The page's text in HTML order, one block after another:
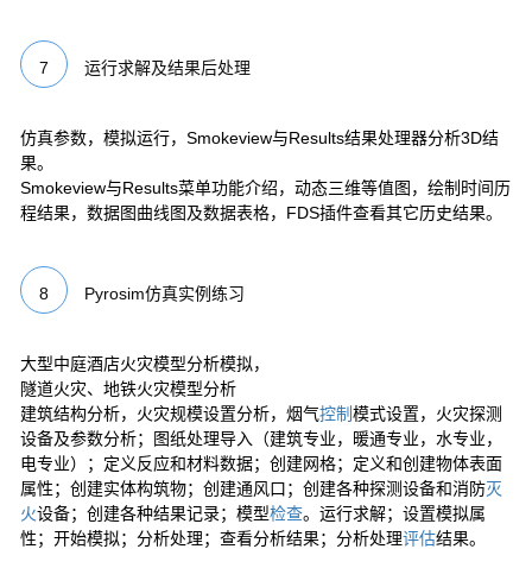
7 运行求解及结果后处理
仿真参数，模拟运行，Smokeview与Results结果处理器分析3D结
果。
Smokeview与Results菜单功能介绍，动态三维等值图，绘制时间历
程结果，数据图曲线图及数据表格，FDS插件查看其它历史结果。
8 Pyrosim仿真实例练习
大型中庭酒店火灾模型分析模拟，
隧道火灾、地铁火灾模型分析
建筑结构分析，火灾规模设置分析，烟气控制模式设置，火灾探测
设备及参数分析；图纸处理导入（建筑专业，暖通专业，水专业，
电专业）；定义反应和材料数据；创建网格；定义和创建物体表面
属性；创建实体构筑物；创建通风口；创建各种探测设备和消防灭
火设备；创建各种结果记录；模型检查。运行求解；设置模拟属
性；开始模拟；分析处理；查看分析结果；分析处理评估结果。